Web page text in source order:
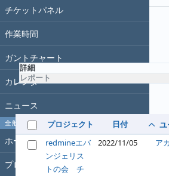
チケットパネル
作業時間
ガントチャート
カレンダー
ニュース
全般
ホーム
プロジェクト
オプション
適用
詳細
レポート
プロジェクト 日付 ユ
redmineエバ
ンジェリス
トの会 チ
2022/11/05 ア